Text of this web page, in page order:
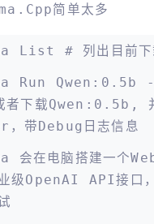
简单太多
List # 列出目前下
Run Qwen:0.5b
者下载qwen:0.5b,
带debug日志信息
会在电脑搭建一个
级OpenAI API接口